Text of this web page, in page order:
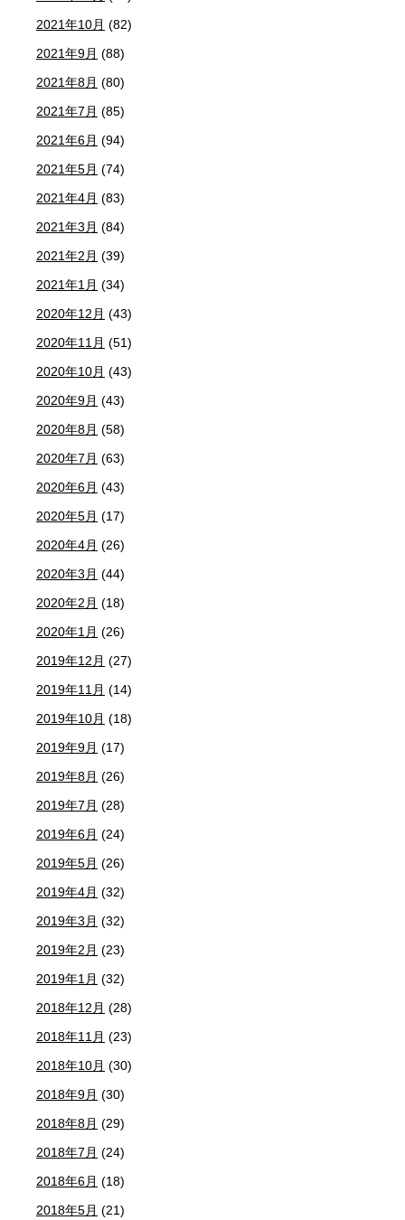
2021年10月 (82)
2021年9月 (88)
2021年8月 (80)
2021年7月 (85)
2021年6月 (94)
2021年5月 (74)
2021年4月 (83)
2021年3月 (84)
2021年2月 (39)
2021年1月 (34)
2020年12月 (43)
2020年11月 (51)
2020年10月 (43)
2020年9月 (43)
2020年8月 (58)
2020年7月 (63)
2020年6月 (43)
2020年5月 (17)
2020年4月 (26)
2020年3月 (44)
2020年2月 (18)
2020年1月 (26)
2019年12月 (27)
2019年11月 (14)
2019年10月 (18)
2019年9月 (17)
2019年8月 (26)
2019年7月 (28)
2019年6月 (24)
2019年5月 (26)
2019年4月 (32)
2019年3月 (32)
2019年2月 (23)
2019年1月 (32)
2018年12月 (28)
2018年11月 (23)
2018年10月 (30)
2018年9月 (30)
2018年8月 (29)
2018年7月 (24)
2018年6月 (18)
2018年5月 (21)